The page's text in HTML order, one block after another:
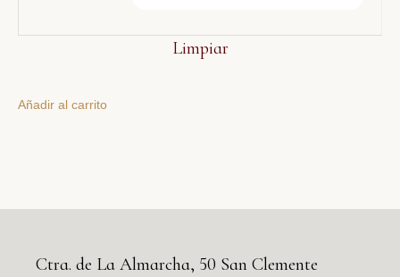
Limpiar
Añadir al carrito
Ctra. de La Almarcha, 50 San Clemente